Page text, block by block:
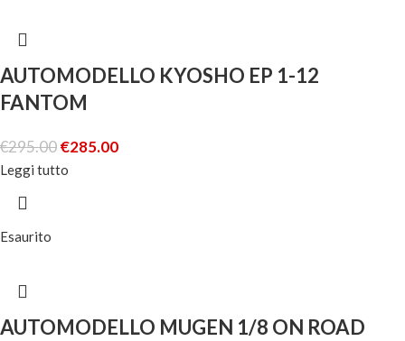
AUTOMODELLO KYOSHO EP 1-12
FANTOM
€295.00€285.00
Leggi tutto
Esaurito
AUTOMODELLO MUGEN 1/8 ON ROAD